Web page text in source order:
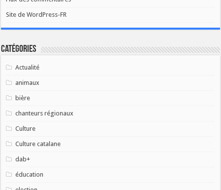
Site de WordPress-FR
Catégories
Actualité
animaux
bière
chanteurs régionaux
Culture
Culture catalane
dab+
éducation